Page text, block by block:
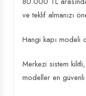
ve teklif almanızı
Hangi kapı modeli
Merkezi sistem
modeller en